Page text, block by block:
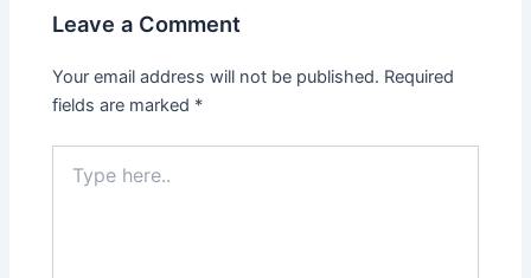
Leave a Comment
Your email address will not be published. Required
fields are marked *
here..